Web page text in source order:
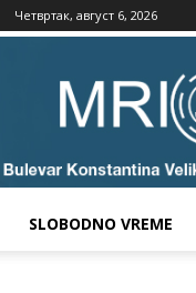
Четвртак, август 6, 2026
SLOBODNO VREME